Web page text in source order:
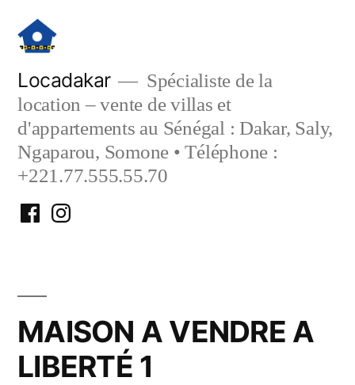
contenu
Locadakar
Spécialiste de la
location – vente de villas et
d'appartements au Sénégal : Dakar, Saly,
Ngaparou, Somone • Téléphone :
+221.77.555.55.70
FacebookInstagram
MAISON A VENDRE A
LIBERTÉ 1